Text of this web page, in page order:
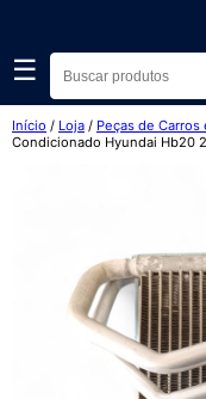
☰
Início / Loja / Peças de
Condicionado Hyundai Hb20